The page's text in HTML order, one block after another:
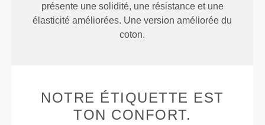
présente une solidité, une résistance et une
élasticité améliorées. Une version améliorée du
coton.
NOTRE ÉTIQUETTE EST
TON CONFORT.